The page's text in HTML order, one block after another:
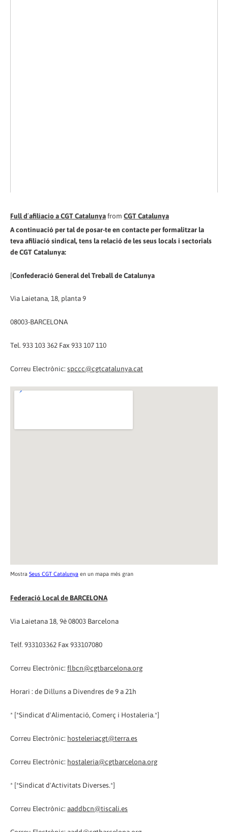
Full d´afiliacio a CGT Catalunyafrom CGT Catalunya
A continuació per tal de posar-te en contacte per formalitzar la
teva afiliació sindical, tens la relació de les seus locals i sectorials
de CGT Catalunya:
[Confederació General del Treball de Catalunya
Via Laietana, 18, planta 9
08003-BARCELONA
Tel. 933 103 362 Fax 933 107 110
Correu Electrònic: spccc@cgtcatalunya.cat
Mostra Seus CGT Catalunya en un mapa més gran
Federació Local de BARCELONA
Via Laietana 18, 9è 08003 Barcelona
Telf. 933103362 Fax 933107080
Correu Electrònic: flbcn@cgtbarcelona.org
Horari : de Dilluns a Divendres de 9 a 21h
* [*Sindicat d'Alimentació, Comerç i Hostaleria.*]
Correu Electrònic: hosteleriacgt@terra.es
Correu Electrònic: hostaleria@cgtbarcelona.org
* [*Sindicat d'Activitats Diverses.*]
Correu Electrònic: aaddbcn@tiscali.es